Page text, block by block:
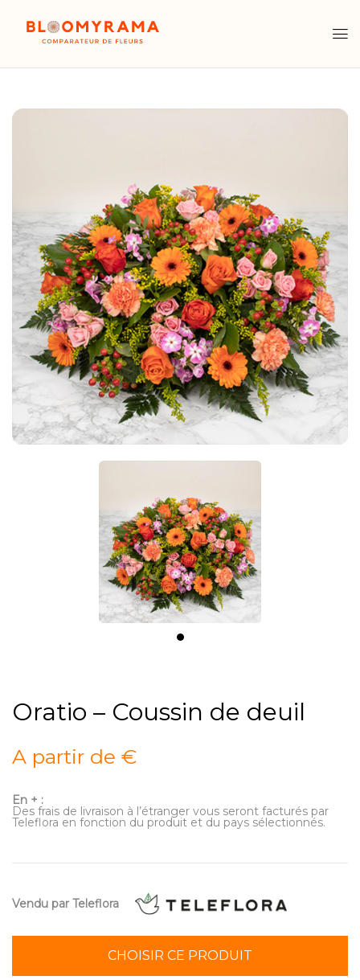
Oratio – Coussin de deuil
A partir de €
En + :
Des frais de livraison à l’étranger vous seront facturés par
Teleflora en fonction du produit et du pays sélectionnés.
Vendu par Teleflora
CHOISIR CE PRODUIT